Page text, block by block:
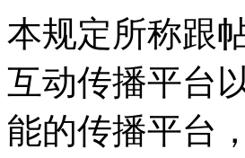
本规定所称跟
互动传播平台
能的传播平台